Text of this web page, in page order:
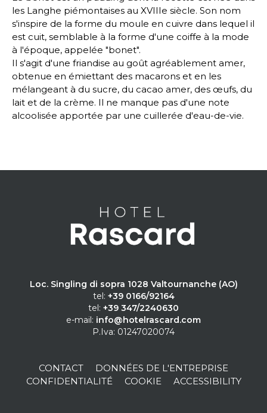
les Langhe piémontaises au XVIIIe siècle. Son nom
s'inspire de la forme du moule en cuivre dans lequel il
est cuit, semblable à la forme d'une coiffe à la mode
à l'époque, appelée "bonet".
Il s'agit d'une friandise au goût agréablement amer,
obtenue en émiettant des macarons et en les
mélangeant à du sucre, du cacao amer, des œufs, du
lait et de la crème. Il ne manque pas d'une note
alcoolisée apportée par une cuillerée d'eau-de-vie.
Loc. Singling di sopra 1028 Valtournanche (AO)
tel: +39 0166/92164
tel: +39 347/2240630
e-mail: info@hotelrascard.com
P.Iva: 01247020074
CONTACT
DONNÉES DE L'ENTREPRISE
CONFIDENTIALITÉ
COOKIE ACCESSIBILITY